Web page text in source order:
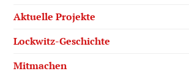
Aktuelle Projekte
Lockwitz-Geschichte
Mitmachen